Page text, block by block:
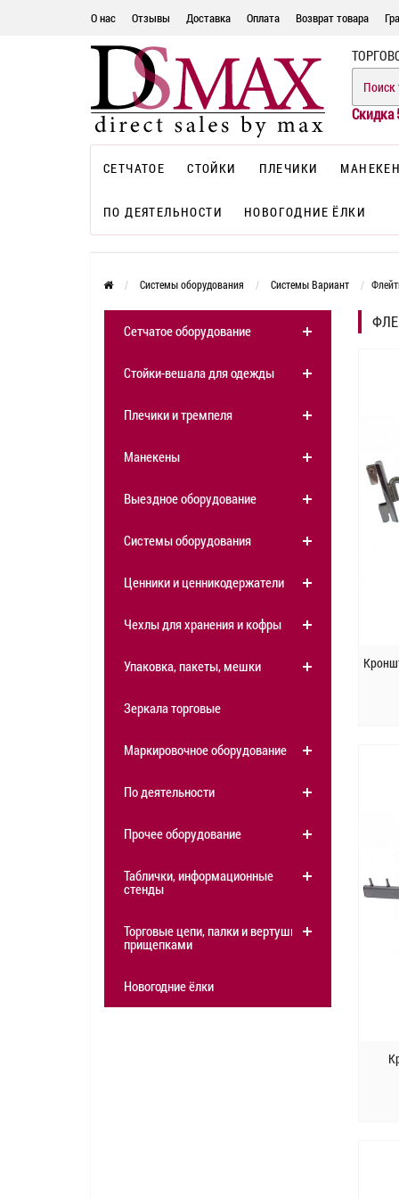
О нас Отзывы Доставка Оплата Возврат товара
Скидка
СЕТЧАТОЕ СТОЙКИ ПЛЕЧИКИ
ПО ДЕЯТЕЛЬНОСТИ НОВОГОДНИЕ ЁЛКИ
Системы оборудования Системы Вариант
Сетчатое оборудование
Стойки-вешала для одежды
Плечики и тремпеля
Манекены
Выездное оборудование
Системы оборудования
Ценники и ценникодержатели
Чехлы для хранения и кофры
Упаковка, пакеты, мешки
Зеркала торговые
Маркировочное оборудование
По деятельности
Прочее оборудование
Таблички, информационные
стенды
Торговые цепи, палки и вертушки с
прищепками
Новогодние ёлки